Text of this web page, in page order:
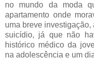
no mundo da moda
apartamento onde
uma breve
suicídio, já que não
histórico médico da
na adolescência e um